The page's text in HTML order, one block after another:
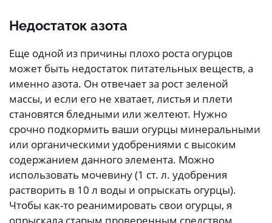
Недостаток азота
Еще одной из причины плохо роста огурцов
может быть недостаток питательных веществ, а
именно азота. Он отвечает за рост зеленой
массы, и если его не хватает, листья и плети
становятся бледными или желтеют. Нужно
срочно подкормить ваши огурцы минеральными
или органическими удобрениями с высоким
содержанием данного элемента. Можно
использовать мочевину (1 ст. л. удобрения
растворить в 10 л воды и опрыскать огурцы).
Чтобы как-то реанимировать свои огурцы, я